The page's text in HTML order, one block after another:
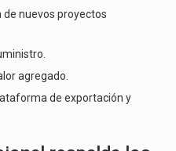
nuevos proyectos
agregado.
de exportación y